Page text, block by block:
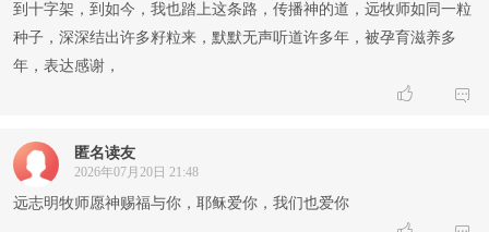
到十字架，到如今，我也踏上这条路，传播神的道，远牧师如同一粒
种子，深深结出许多籽粒来，默默无声听道许多年，被孕育滋养多
年，表达感谢，
 
匿名读友
2026年07月20日 21:48
远志明牧师愿神赐福与你，耶稣爱你，我们也爱你